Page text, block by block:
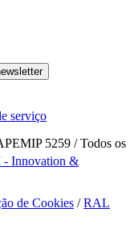
serviço
5259 / Todos os
Innovation &
de Cookies /RAL